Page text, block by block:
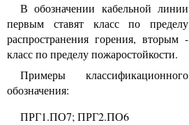
В обозначении кабельной линии
первым ставят класс по пределу
распространения горения, вторым -
класс по пределу пожаростойкости.
Примеры классификационного
обозначения:
ПРГ1.ПО7; ПРГ2.ПО6